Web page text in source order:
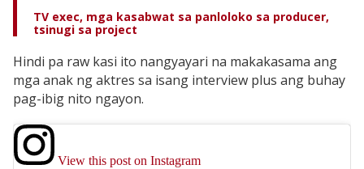
TV exec, mga kasabwat sa panloloko sa producer,
tsinugi sa project
Hindi pa raw kasi ito nangyayari na makakasama ang
mga anak ng aktres sa isang interview plus ang buhay
pag-ibig nito ngayon.
View this post on Instagram